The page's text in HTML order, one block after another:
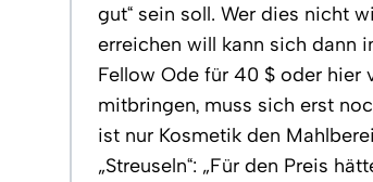
gut“ sein soll. Wer dies nicht
erreichen will kann sich dann
Fellow Ode für 40 $ oder hier
mitbringen, muss sich erst
ist nur Kosmetik den
„Streuseln“: „Für den Preis